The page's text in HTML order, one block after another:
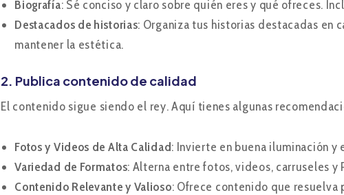
Biografía: Sé conciso y claro sobre quién eres y qué ofreces.
Destacados de historias: Organiza tus historias destacadas en
mantener la estética.
2. Publica contenido de calidad
El contenido sigue siendo el rey. Aquí tienes algunas
Fotos y Videos de Alta Calidad: Invierte en buena iluminación
Variedad de Formatos: Alterna entre fotos, videos, carruseles
Contenido Relevante y Valioso: Ofrece contenido que resuelva